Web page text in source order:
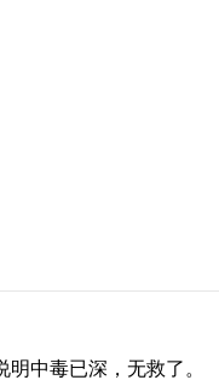
中毒已深，无救了。